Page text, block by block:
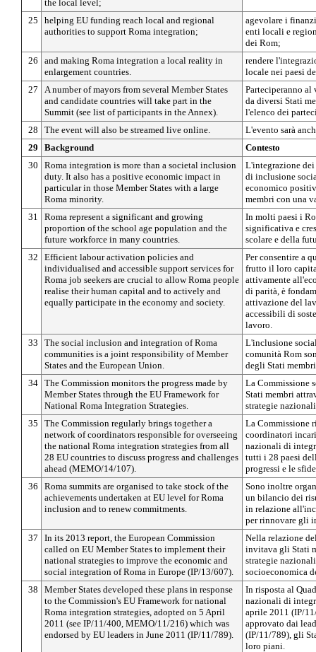
the local level;
25
helping EU funding reach local and regional
authorities to support Roma integration;
agevolare i
enti locali e
dei Rom;
26
and making Roma integration a local reality in
enlargement countries.
rendere
locale nei paesi
27
A number of mayors from several Member States
and candidate countries will take part in the
Summit (see list of participants in the Annex).
Parteciperanno
da diversi Stati
l'elenco dei
28
The event will also be streamed live online.
L'evento sarà
29
Background
Contesto
30
Roma integration is more than a societal inclusion
duty. It also has a positive economic impact in
particular in those Member States with a large
Roma minority.
L'integrazione
di inclusione
economico
membri con una
31
Roma represent a significant and growing
proportion of the school age population and the
future workforce in many countries.
In molti paesi i
significativa e
scolare e della
32
Efficient labour activation policies and
individualised and accessible support services for
Roma job seekers are crucial to allow Roma people
realise their human capital and to actively and
equally participate in the economy and society.
Per consentire a
frutto il loro
attivamente
di parità, è
attivazione del
accessibili di
lavoro.
33
The social inclusion and integration of Roma
communities is a joint responsibility of Member
States and the European Union.
L'inclusione
comunità Rom
degli Stati
34 The Commission monitors the progress made by
Member States through the EU Framework for
National Roma Integration Strategies.
La Commissione
Stati membri
strategie
35
The Commission regularly brings together a
network of coordinators responsible for overseeing
the national Roma integration strategies from all
28 EU countries to discuss progress and challenges
ahead (MEMO/14/107).
La Commissione
coordinatori
nazionali di
tutti i 28 paesi
progressi e le
36
Roma summits are organised to take stock of the
achievements undertaken at EU level for Roma
inclusion and to renew commitments.
Sono inoltre
un bilancio dei
in relazione
per rinnovare gli
37
In its 2013 report, the European Commission
called on EU Member States to implement their
national strategies to improve the economic and
social integration of Roma in Europe (IP/13/607).
Nella relazione
invitava gli Stati
strategie
socioeconomica
38
Member States developed these plans in response
to the Commission's EU Framework for national
Roma integration strategies, adopted on 5 April
2011 (see IP/11/400, MEMO/11/216) which was
endorsed by EU leaders in June 2011 (IP/11/789).
In risposta al
nazionali di
aprile 2011 (IP/
approvato dai
(IP/11/789), gli
loro piani.